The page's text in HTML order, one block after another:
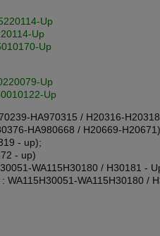
Up
Up
Up
Up
Up
HA970315 / H20316-
HA980668 / H20669-H20671)
- up);
- up)
WA115H30180 / H30181 -
WA115H30180 /